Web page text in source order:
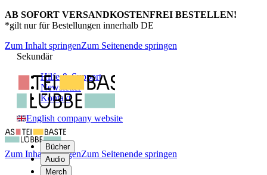
AB SOFORT VERSANDKOSTENFREI BESTELLEN!
*gilt nur für Bestellungen innerhalb DE
Zum Inhalt springenZum Seitenende springen
Sekundär
Hilfe & Support
Newsletter
Kontakt
English company website
Bücher
Audio
Merch
Zum Inhalt springenZum Seitenende springen